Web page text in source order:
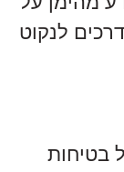
לנקוט
בטיחות